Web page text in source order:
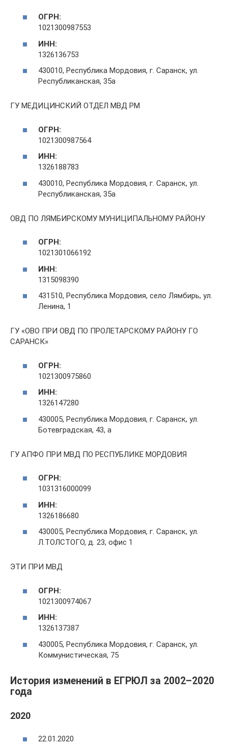
ОГРН:
1021300987553
ИНН:
1326136753
430010, Республика Мордовия, г. Саранск, ул.
Республиканская, 35а
ГУ МЕДИЦИНСКИЙ ОТДЕЛ МВД РМ
ОГРН:
1021300987564
ИНН:
1326188783
430010, Республика Мордовия, г. Саранск, ул.
Республиканская, 35а
ОВД ПО ЛЯМБИРСКОМУ МУНИЦИПАЛЬНОМУ РАЙОНУ
ОГРН:
1021301066192
ИНН:
1315098390
431510, Республика Мордовия, село Лямбирь, ул.
Ленина, 1
ГУ «ОВО ПРИ ОВД ПО ПРОЛЕТАРСКОМУ РАЙОНУ ГО
САРАНСК»
ОГРН:
1021300975860
ИНН:
1326147280
430005, Республика Мордовия, г. Саранск, ул.
Ботевградская, 43, а
ГУ АПФО ПРИ МВД ПО РЕСПУБЛИКЕ МОРДОВИЯ
ОГРН:
1031316000099
ИНН:
1326186680
430005, Республика Мордовия, г. Саранск, ул.
Л.ТОЛСТОГО, д. 23, офис 1
ЭТИ ПРИ МВД
ОГРН:
1021300974067
ИНН:
1326137387
430005, Республика Мордовия, г. Саранск, ул.
Коммунистическая, 75
История изменений в ЕГРЮЛ за 2002–2020
года
2020
22.01.2020